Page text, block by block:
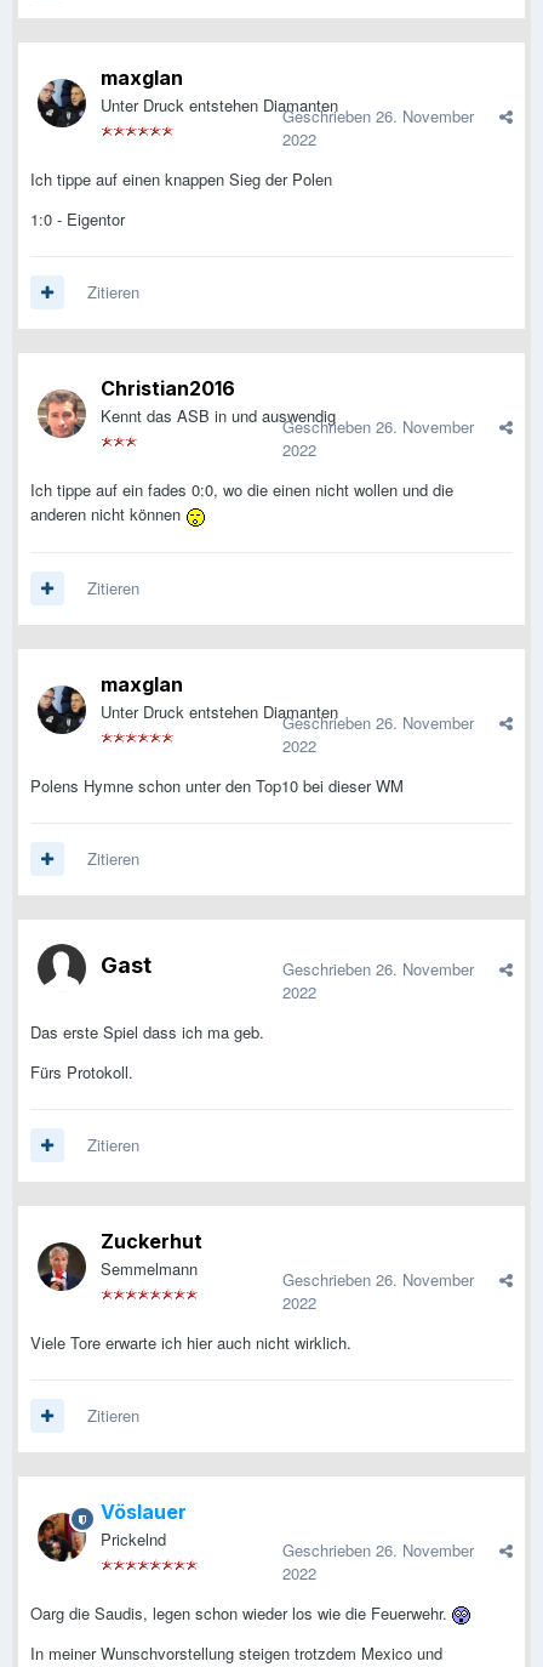
maxglan
Unter Druck entstehen Diamanten
Geschrieben 26. November
2022
Ich tippe auf einen knappen Sieg der Polen
1:0 - Eigentor
Zitieren
Christian2016
Kennt das ASB in und auswendig
Geschrieben 26. November
2022
Ich tippe auf ein fades 0:0, wo die einen nicht wollen und die
anderen nicht können
Zitieren
maxglan
Unter Druck entstehen Diamanten
Geschrieben 26. November
2022
Polens Hymne schon unter den Top10 bei dieser WM
Zitieren
Gast Geschrieben 26. November
2022
Das erste Spiel dass ich ma geb.
Fürs Protokoll.
Zitieren
Zuckerhut
Semmelmann Geschrieben 26. November
2022
Viele Tore erwarte ich hier auch nicht wirklich.
Zitieren
Vöslauer
Prickelnd Geschrieben 26. November
2022
Oarg die Saudis, legen schon wieder los wie die Feuerwehr.
In meiner Wunschvorstellung steigen trotzdem Mexico und